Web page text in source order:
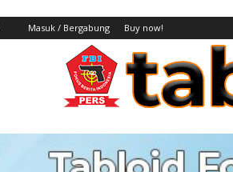
Masuk / Bergabung Buy now!